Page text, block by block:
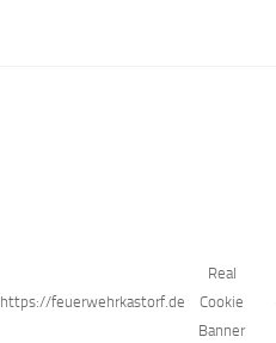
https://feuerwehrkastorf.de
Real
Cookie
Banner